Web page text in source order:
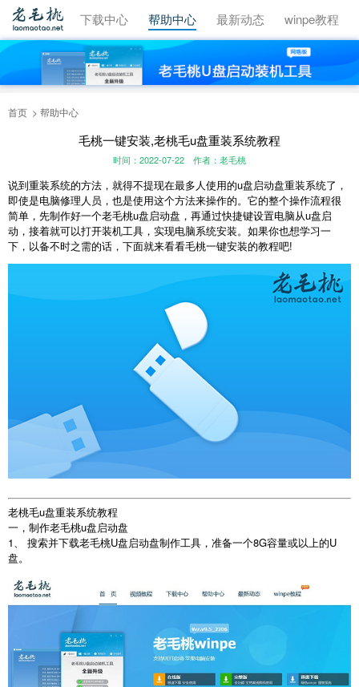
视频教程 下载中心 帮助中心 最新动态 winpe教程
首页 帮助中心
毛桃一键安装,老桃毛u盘重装系统教程
时间：2022-07-22 作者：老毛桃
说到重装系统的方法，就得不提现在最多人使用的u盘启动盘重装系统了，
即使是电脑修理人员，也是使用这个方法来操作的。它的整个操作流程很
简单，先制作好一个老毛桃u盘启动盘，再通过快捷键设置电脑从u盘启
动，接着就可以打开装机工具，实现电脑系统安装。如果你也想学习一
下，以备不时之需的话，下面就来看看毛桃一键安装的教程吧!
老桃毛u盘重装系统教程
一，制作老毛桃u盘启动盘
1、 搜索并下载老毛桃U盘启动盘制作工具，准备一个8G容量或以上的U
盘。